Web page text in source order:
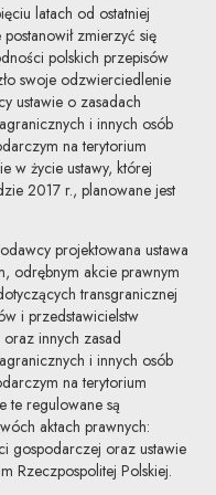
latach od ostatniej
zmierzyć się
polskich przepisów
swoje odzwierciedlenie
ustawie o zasadach
i innych osób
na terytorium
w życie ustawy, której
2017 r., planowane jest
projektowana ustawa
odrębnym akcie prawnym
transgranicznej
i przedstawicielstw
innych zasad
i innych osób
na terytorium
te regulowane są
aktach prawnych:
gospodarczej oraz ustawie
Rzeczpospolitej Polskiej.